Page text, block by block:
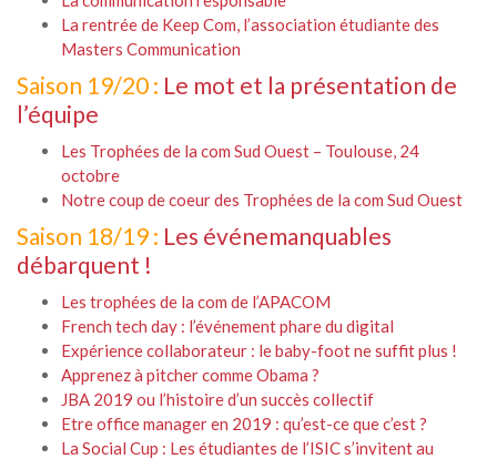
La rentrée de Keep Com, l’association étudiante des
Masters Communication
Saison 19/20 : Le mot et la présentation de
l’équipe
Les Trophées de la com Sud Ouest – Toulouse, 24
octobre
Notre coup de coeur des Trophées de la com Sud Ouest
Saison 18/19 : Les événemanquables
débarquent !
Les trophées de la com de l’APACOM
French tech day : l’événement phare du digital
Expérience collaborateur : le baby-foot ne suffit plus !
Apprenez à pitcher comme Obama ?
JBA 2019 ou l’histoire d’un succès collectif
Etre office manager en 2019 : qu’est-ce que c’est ?
La Social Cup : Les étudiantes de l’ISIC s’invitent au